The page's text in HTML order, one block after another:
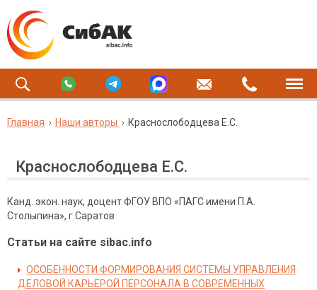
Главная Наши авторы Краснослободцева Е.С.
Краснослободцева Е.С.
Канд. экон. наук, доцент ФГОУ ВПО «ПАГС имени П.А.
Столыпина», г.Саратов
Статьи на сайте sibac.info
ОСОБЕННОСТИ ФОРМИРОВАНИЯ СИСТЕМЫ УПРАВЛЕНИЯ
ДЕЛОВОЙ КАРЬЕРОЙ ПЕРСОНАЛА В СОВРЕМЕННЫХ